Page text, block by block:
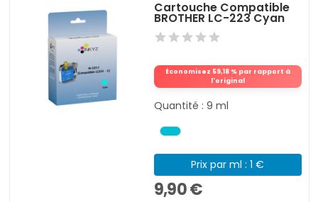
Cartouche Compatible
BROTHER LC-223 Cyan
Économisez 59,18 % par rapport à
l'original
Quantité : 9 ml
Prix par ml : 1 €
9,90 €